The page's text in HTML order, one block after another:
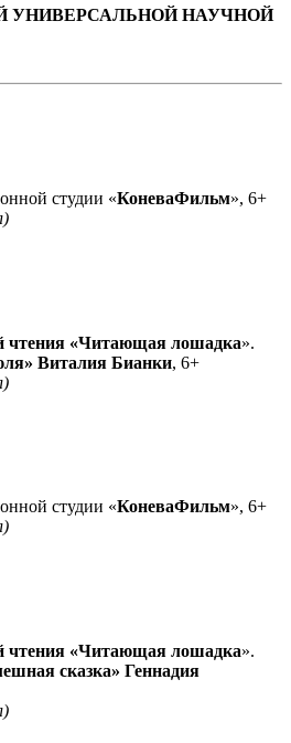
УНИВЕРСАЛЬНОЙ НАУЧНОЙ
студии «КоневаФильм», 6+
чтения «Читающая лошадка».
Виталия Бианки, 6+
студии «КоневаФильм», 6+
чтения «Читающая лошадка».
сказка» Геннадия